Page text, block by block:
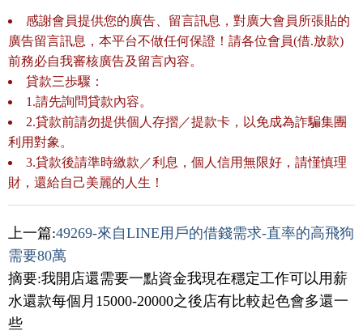
感謝會員提供您的廣告、留言訊息，對廣大會員所張貼的
廣告留言訊息，本平台不做任何保證！請各位會員(借.放款)
前務必自我審核廣告及留言內容。
貸款三歩驟：
1.請先詢問貸款內容。
2.貸款前請勿提供個人存摺／提款卡，以免成為詐騙集團
利用對象。
3.貸款後請準時繳款／利息，個人信用無限好，請慬慎理
財，還給自己美麗的人生！
上一篇:49269-來自LINE用戶的借錢需求-直率的高飛狗
需要80萬
摘要:我開店還需要一點資金我現在穩定工作可以用薪
水還款每個月15000-20000之後店有比較起色會多還一
些